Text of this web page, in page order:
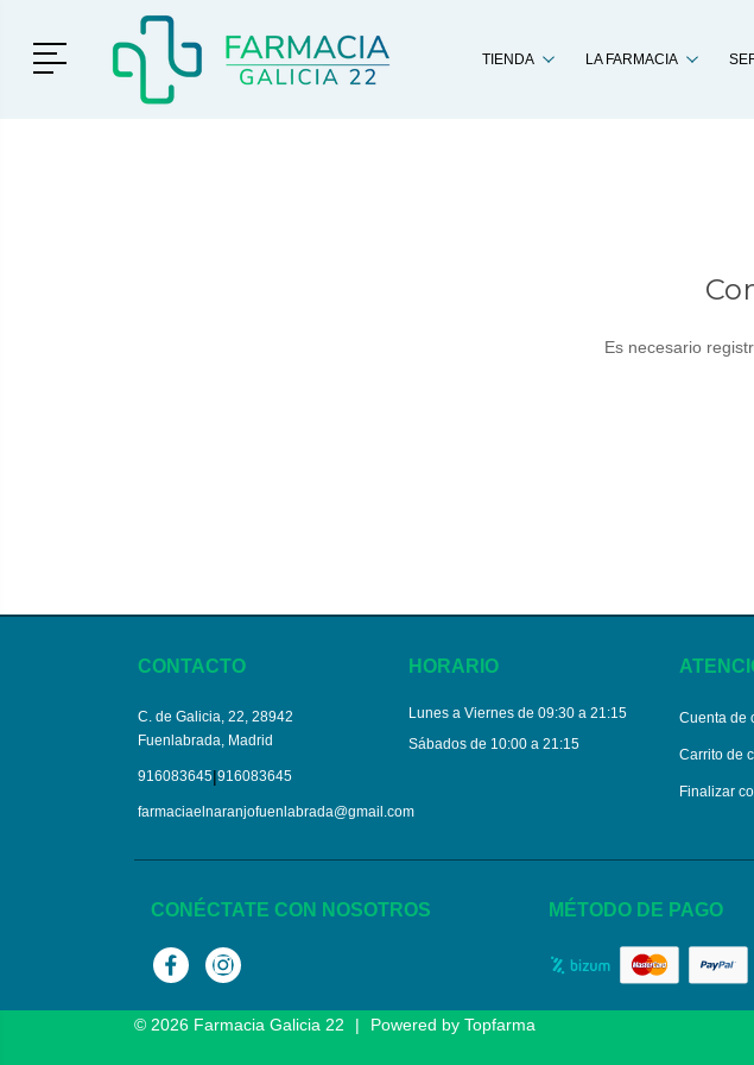
Menú TIENDA LA FARMACIA
Es necesario
CONTACTO
C. de Galicia, 22, 28942
Fuenlabrada, Madrid
916083645|916083645
farmaciaelnaranjofuenlabrada@gmail.com
HORARIO
Lunes a Viernes de 09:30 a 21:15
Sábados de 10:00 a 21:15
Cuenta de
Carrito de
Finalizar
CONÉCTATE CON NOSOTROS
FacebookInstagram
MÉTODO DE PAGO
© 2026 Farmacia Galicia 22 | Powered by Topfarma